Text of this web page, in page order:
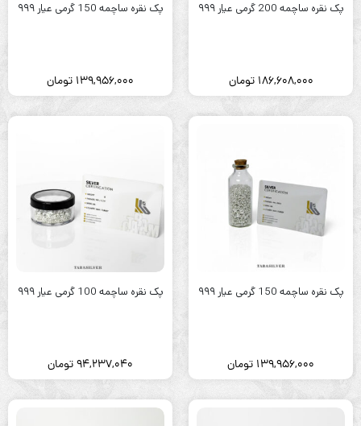
پک نقره ساچمه 200 گرمی عیار ۹۹۹
186,608,000 تومان
پک نقره ساچمه 150 گرمی عیار ۹۹۹
139,956,000 تومان
پک نقره ساچمه 150 گرمی عیار ۹۹۹
139,956,000 تومان
پک نقره ساچمه 100 گرمی عیار ۹۹۹
94,237,040تومان